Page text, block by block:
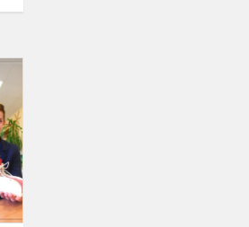
mokinių
technologijų
olimpiados
rajono...